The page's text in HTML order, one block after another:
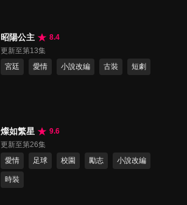
昭陽公主
8.4
更新至第13集
宮廷
愛情 小說改編 古裝 短劇
燦如繁星
9.6
更新至第26集
愛情
足球 校園 勵志 小說改編
時裝